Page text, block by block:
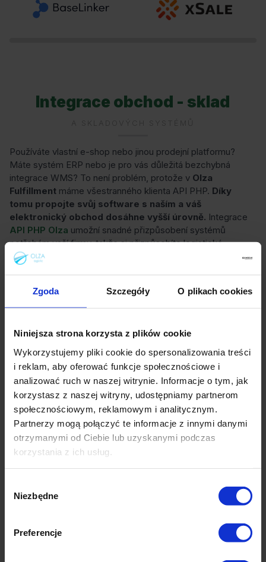
Zgoda Szczegóły O plikach cookies
Niniejsza strona korzysta z plików cookie
Wykorzystujemy pliki cookie do spersonalizowania treści
i reklam, aby oferować funkcje społecznościowe i
analizować ruch w naszej witrynie. Informacje o tym, jak
korzystasz z naszej witryny, udostępniamy partnerom
społecznościowym, reklamowym i analitycznym.
Partnerzy mogą połączyć te informacje z innymi danymi
otrzymanymi od Ciebie lub uzyskanymi podczas
korzystania z ich usług.
zgody
Niezbędne
Preferencje
Integrace obchod - sklad
Používáte vlastní e-shop nebo jinou prodejní platformu?
Máte systém ERP nebo je pro vás důležitá bezchybná
integrace WMS? To není problém, protože v Olza
Fulfillment máme všestranného klienta API PHP. Díky
tomu propojte svůj software s naším a váš
elektronický obchod dosáhne vyšší úrovně. Integrace
API PHP Olza umožní snadné přizpůsobení systémů
potřebám vaší firmy, takže si přizpůsobíte logistické
procesy.